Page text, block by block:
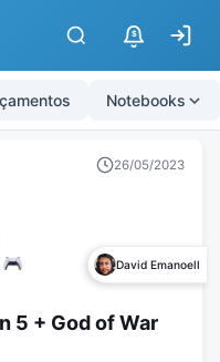
$
Notebooks
26/05/2023
David Emanoell
5 + God of War